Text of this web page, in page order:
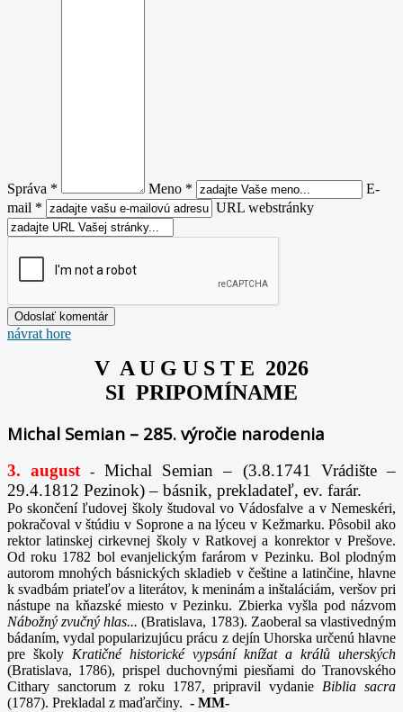
Správa * Meno *
E-
mail *
URL webstránky
návrat hore
V A U G U S T E 2026
SI PRIPOMÍNAME
Michal Semian – 285. výročie narodenia
3. august -Michal Semian – (3.8.1741 Vrádište –
29.4.1812 Pezinok) – básnik, prekladateľ, ev. farár.
Po skončení ľudovej školy študoval vo Vádosfalve a v Nemeskéri,
pokračoval v štúdiu v Soprone a na lýceu v Kežmarku. Pôsobil ako
rektor latinskej cirkevnej školy v Ratkovej a konrektor v Prešove.
Od roku 1782 bol evanjelickým farárom v Pezinku. Bol plodným
autorom mnohých básnických skladieb v češtine a latinčine, hlavne
k svadbám priateľov a literátov, k meninám a inštaláciám, veršov pri
nástupe na kňazské miesto v Pezinku. Zbierka vyšla pod názvom
Nábožný zvučný hlas...(Bratislava, 1783). Zaoberal sa vlastivedným
bádaním, vydal popularizujúcu prácu z dejín Uhorska určenú hlavne
pre školy Kratičné historické vypsání knížat a králů uherských
(Bratislava, 1786), prispel duchovnými piesňami do Tranovského
Cithary sanctorum z roku 1787, pripravil vydanie Biblia sacra
(1787). Prekladal z maďarčiny. - MM-